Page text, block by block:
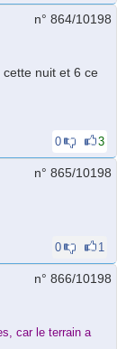
n° 864/10198
nuit et 6 ce
0 3
n° 865/10198
0 1
n° 866/10198
car le terrain a